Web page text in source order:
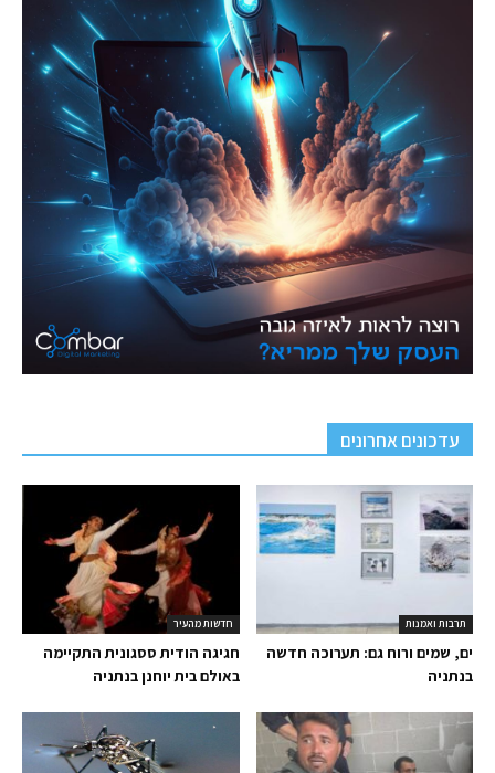
עדכונים אחרונים
חדשות מהעיר
חגיגה הודית ססגונית התקיימה
באולם בית יוחנן בנתניה
תרבות ואמנות
ים, שמים ורוח גם: תערוכה חדשה
בנתניה